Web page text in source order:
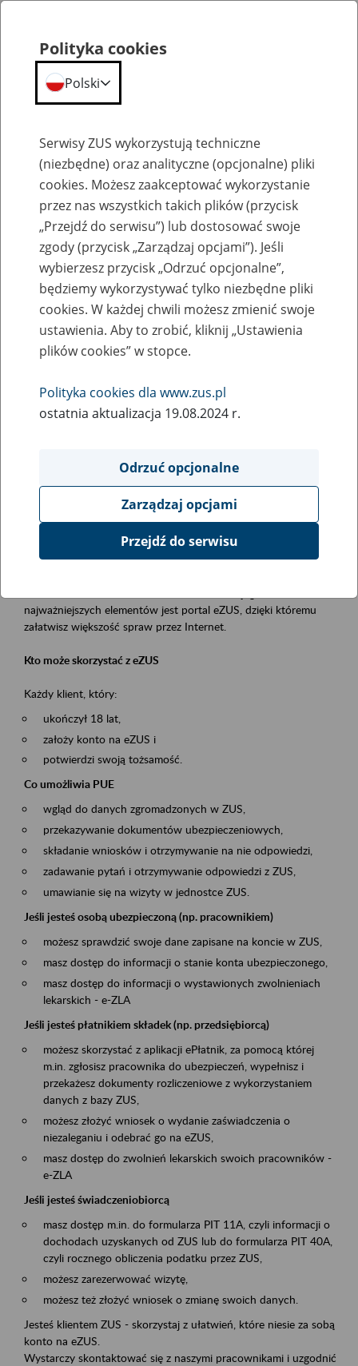
Szkolenia
Zaproś ZUS do siebie - zakładanie profili
eZUS w siedzibie Twojej firmy
Rodzaj wydarzenia
Szkolenia
Obszar merytoryczny
obsługa klientów
Opis wydarzenia
Platforma Usług Elektronicznych ZUS eZUS
najważniejszych elementów jest portal eZUS, dzięki któremu
załatwisz większość spraw przez Internet.
Kto może skorzystać z eZUS
Każdy klient, który:
ukończył 18 lat,
założy konto na eZUS i
potwierdzi swoją tożsamość.
Co umożliwia PUE
wgląd do danych zgromadzonych w ZUS,
przekazywanie dokumentów ubezpieczeniowych,
składanie wniosków i otrzymywanie na nie odpowiedzi,
zadawanie pytań i otrzymywanie odpowiedzi z ZUS,
umawianie się na wizyty w jednostce ZUS.
Jeśli jesteś osobą ubezpieczoną (np. pracownikiem)
możesz sprawdzić swoje dane zapisane na koncie w ZUS,
masz dostęp do informacji o stanie konta ubezpieczonego,
masz dostęp do informacji o wystawionych zwolnieniach
lekarskich - e-ZLA
Jeśli jesteś płatnikiem składek (np. przedsiębiorcą)
możesz skorzystać z aplikacji ePłatnik, za pomocą której
m.in. zgłosisz pracownika do ubezpieczeń, wypełnisz i
przekażesz dokumenty rozliczeniowe z wykorzystaniem
danych z bazy ZUS,
możesz złożyć wniosek o wydanie zaświadczenia o
niezaleganiu i odebrać go na eZUS,
masz dostęp do zwolnień lekarskich swoich pracowników -
e-ZLA
Jeśli jesteś świadczeniobiorcą
masz dostęp m.in. do formularza PIT 11A, czyli informacji o
dochodach uzyskanych od ZUS lub do formularza PIT 40A,
czyli rocznego obliczenia podatku przez ZUS,
możesz zarezerwować wizytę,
możesz też złożyć wniosek o zmianę swoich danych.
Jesteś klientem ZUS - skorzystaj z ułatwień, które niesie za sobą
konto na eZUS.
Wystarczy skontaktować się z naszymi pracownikami i uzgodnić
Polityka cookies
Polski
Serwisy ZUS wykorzystują techniczne
(niezbędne) oraz analityczne (opcjonalne) pliki
cookies. Możesz zaakceptować wykorzystanie
przez nas wszystkich takich plików (przycisk
„Przejdź do serwisu”) lub dostosować swoje
zgody (przycisk „Zarządzaj opcjami”). Jeśli
wybierzesz przycisk „Odrzuć opcjonalne”,
będziemy wykorzystywać tylko niezbędne pliki
cookies. W każdej chwili możesz zmienić swoje
ustawienia. Aby to zrobić, kliknij „Ustawienia
plików cookies” w stopce.
Polityka cookies dla www.zus.pl
ostatnia aktualizacja 19.08.2024 r.
Odrzuć opcjonalne
Zarządzaj opcjami
Przejdź do serwisu